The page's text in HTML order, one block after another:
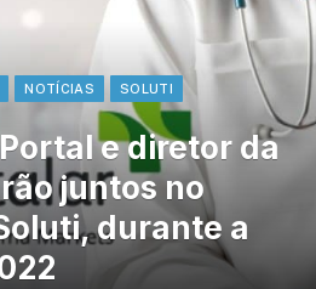
NOTÍCIAS SOLUTI
e diretor da
juntos no
durante a